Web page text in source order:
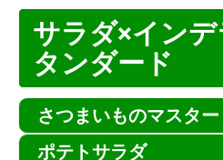
サラダ×イン
タンダード
さつまいものマスタ
ポテトサラダ